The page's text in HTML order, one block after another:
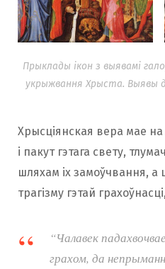
Прыклады ікон з выявамі
укрыжвання Хрыста. Выявы
Хрысціянская вера мае
і пакут гэтага свету,
шляхам іх замоўчвання, а
трагізму гэтай
“Чалавек
грахом, да